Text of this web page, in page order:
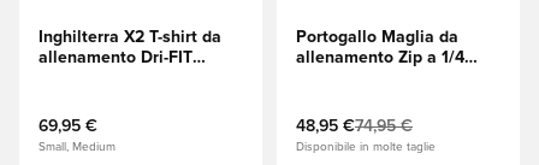
Inghilterra X2 T-shirt da
allenamento Dri-FIT
Pewter Grey
(Grigio)/Bright Crimson
69,95 €
Small, Medium
Portogallo Maglia da
allenamento Zip a 1/4
48,95 €74,95 €
Disponibile in molte taglie